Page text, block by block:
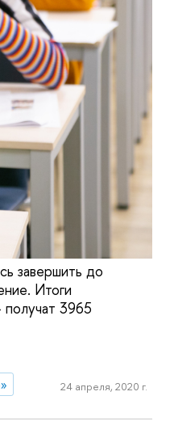
завершить до
Итоги
3965
24 апреля, 2020 г.